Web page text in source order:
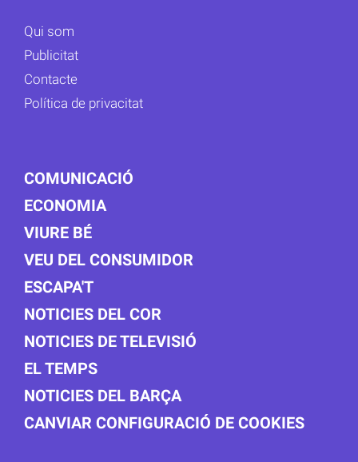
Qui som
Publicitat
Contacte
Política de privacitat
COMUNICACIÓ
ECONOMIA
VIURE BÉ
VEU DEL CONSUMIDOR
ESCAPA'T
NOTICIES DEL COR
NOTICIES DE TELEVISIÓ
EL TEMPS
NOTICIES DEL BARÇA
CANVIAR CONFIGURACIÓ DE COOKIES